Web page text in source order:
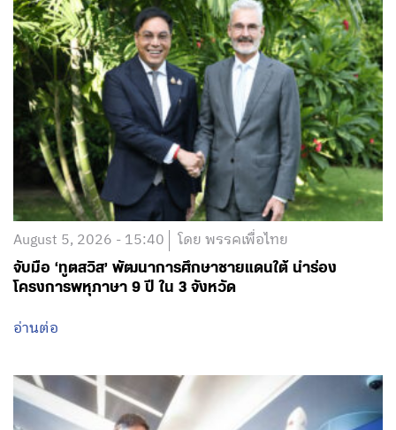
August 5, 2026 - 15:40 โดย พรรคเพื่อไทย
จับมือ ‘ทูตสวิส’ พัฒนาการศึกษาชายแดนใต้ นำร่อง
โครงการพหุภาษา 9 ปี ใน 3 จังหวัด
อ่านต่อ